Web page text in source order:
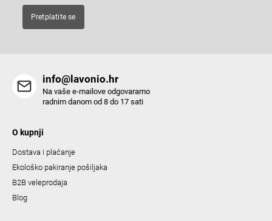
Pretplatite se
info@lavonio.hr
Na vaše e-mailove odgovaramo
radnim danom od 8 do 17 sati
O kupnji
Dostava i plaćanje
Ekološko pakiranje pošiljaka
B2B veleprodaja
Blog